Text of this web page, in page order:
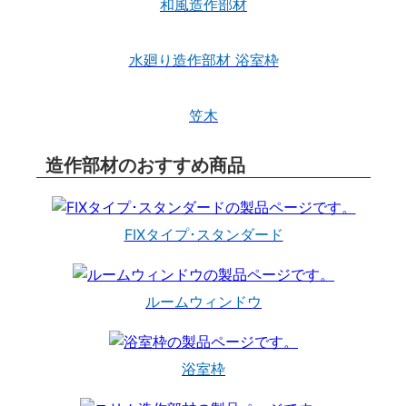
和風造作部材
水廻り造作部材 浴室枠
笠木
造作部材のおすすめ商品
FIXタイプ･スタンダード
ルームウィンドウ
浴室枠